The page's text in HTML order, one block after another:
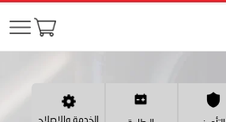
الخدمة والإصلاح